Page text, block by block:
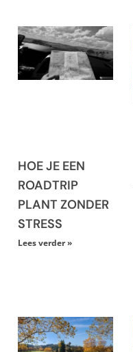
HOE JE EEN
ROADTRIP
PLANT ZONDER
STRESS
Lees verder »